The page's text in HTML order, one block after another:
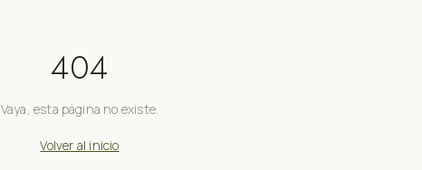
404
Vaya, esta página no existe.
Volver al inicio